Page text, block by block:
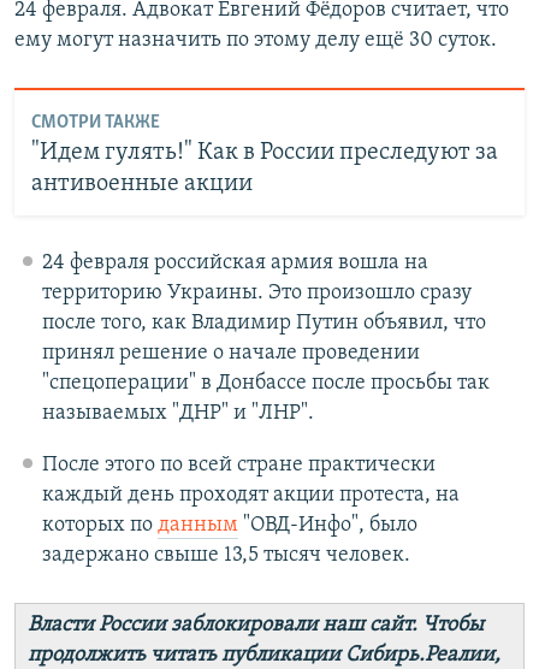
24 февраля. Адвокат Евгений Фёдоров считает, что
ему могут назначить по этому делу ещё 30 суток.
СМОТРИ ТАКЖЕ
"Идем гулять!" Как в России преследуют за
антивоенные акции
24 февраля российская армия вошла на
территорию Украины. Это произошло сразу
после того, как Владимир Путин объявил, что
принял решение о начале проведении
"спецоперации" в Донбассе после просьбы так
называемых "ДНР" и "ЛНР".
После этого по всей стране практически
каждый день проходят акции протеста, на
которых по данным"ОВД-Инфо", было
задержано свыше 13,5 тысяч человек.
Власти России заблокировали наш сайт. Чтобы
продолжить читать публикации Сибирь.Реалии,